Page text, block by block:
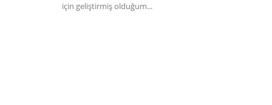
için geliştirmiş olduğum...